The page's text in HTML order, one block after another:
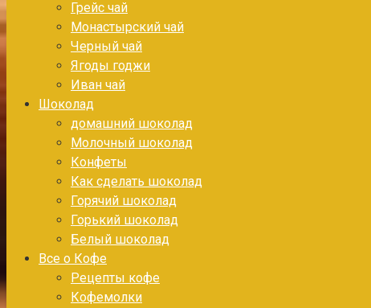
Грейс чай
Монастырский чай
Черный чай
Ягоды годжи
Иван чай
Шоколад
домашний шоколад
Молочный шоколад
Конфеты
Как сделать шоколад
Горячий шоколад
Горький шоколад
Белый шоколад
Все о Кофе
Рецепты кофе
Кофемолки